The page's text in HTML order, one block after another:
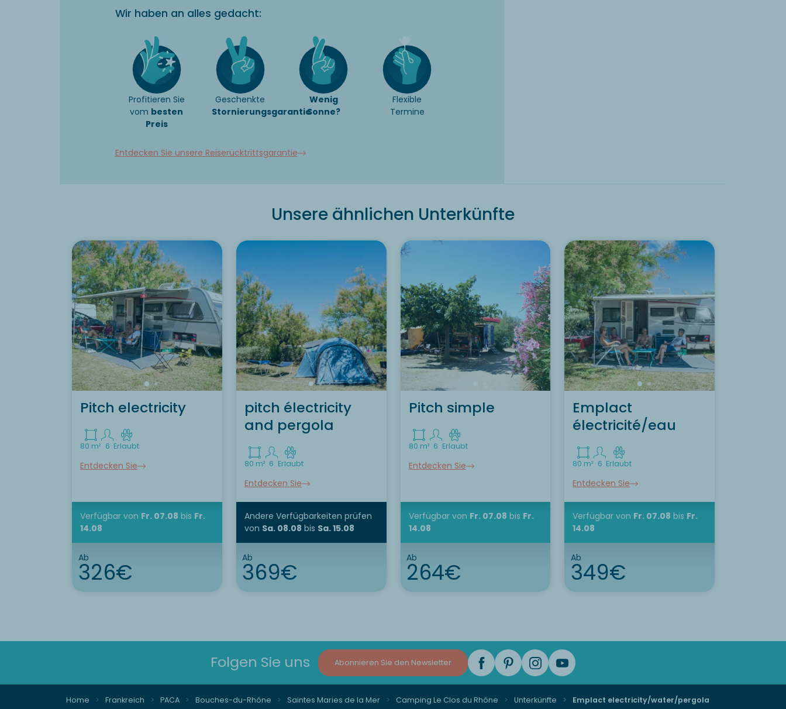
Wir haben an alles gedacht:
Profitieren Sie
vom besten
Preis
Geschenkte
Stornierungsgarantie
Wenig
Sonne?
Flexible
Termine
Entdecken Sie unsere Reiserücktrittsgarantie
Unsere ähnlichen Unterkünfte
Lust, die Unterkunft zu
entdecken Pitch
electricity ?
Entdecken Sie
Pitch electricity
80 m² 6 Erlaubt
Entdecken Sie
Verfügbar von Fr. 07.08 bis Fr.
14.08
Ab
326€
pitch électricity
and pergola
80 m² 6 Erlaubt
Entdecken Sie
Andere Verfügbarkeiten prüfen
von Sa. 08.08 bis Sa. 15.08
Ab
369€
Pitch simple
80 m² 6 Erlaubt
Entdecken Sie
Verfügbar von Fr. 07.08 bis Fr.
14.08
Ab
264€
Emplact
électricité/eau
80 m² 6 Erlaubt
Entdecken Sie
Verfügbarvon Fr. 07.08 bis Fr.
14.08
Ab
349€
Folgen Sie uns Abonnieren Sie den Newsletter
Home Frankreich PACA Bouches-du-Rhône Saintes Maries de la Mer Camping Le Clos du Rhône Unterkünfte Emplact electricity/water/pergola